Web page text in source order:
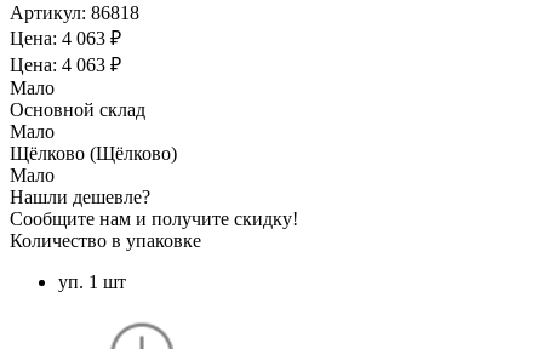
Артикул: 86818
Цена: 4 063 ₽
Цена: 4 063 ₽
Мало
Основной склад
Мало
Щёлково (Щёлково)
Мало
Нашли дешевле?
Сообщите нам и получите скидку!
Количество в упаковке
уп. 1 шт